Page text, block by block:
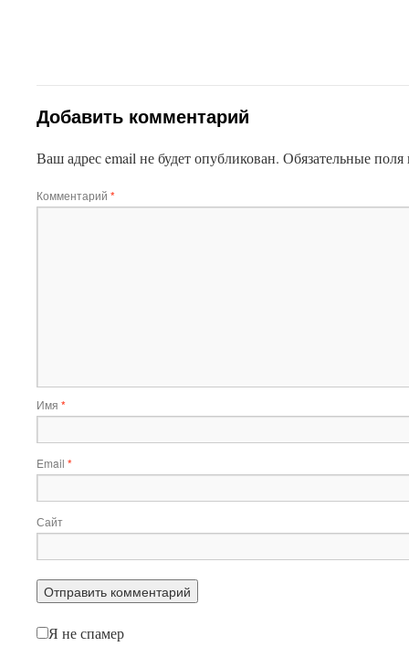
Добавить комментарий
Ваш адрес email не будет опубликован. Обязательные
Комментарий *
Имя *
Email *
Сайт
Я не спамер